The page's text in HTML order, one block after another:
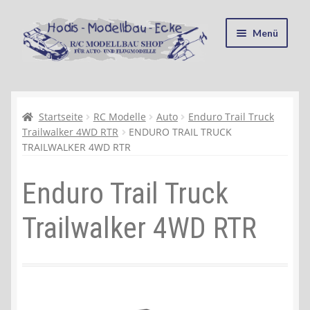
Zur
Navigation
springen
Zum
Inhalt
springen
Menü
Kasse
Mein Konto
Recycling, Entsorgung und Umwelt
Shop
Warenkorb
Startseite RC Modelle Auto
Enduro Trail Truck
Trailwalker 4WD RTR
ENDURO TRAIL TRUCK
TRAILWALKER 4WD RTR
Enduro Trail Truck
Trailwalker 4WD RTR